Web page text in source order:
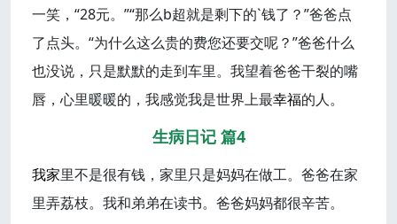
一笑，“28元。”“那么b超就是剩下的`钱了？”爸爸点
了点头。“为什么这么贵的费您还要交呢？”爸爸什么
也没说，只是默默的走到车里。我望着爸爸干裂的嘴
唇，心里暖暖的，我感觉我是世界上最幸福的人。
生病日记 篇4
我家里不是很有钱，家里只是妈妈在做工。爸爸在家
里弄荔枝。我和弟弟在读书。爸爸妈妈都很辛苦。